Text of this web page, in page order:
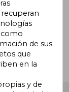
como
de sus
que
en la
y de